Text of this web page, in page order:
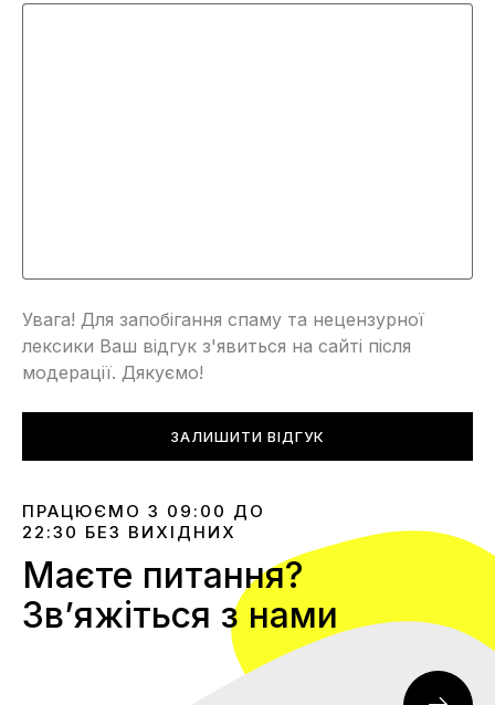
Увага! Для запобігання спаму та нецензурної
лексики Ваш відгук з'явиться на сайті після
модерації. Дякуємо!
ЗАЛИШИТИ ВІДГУК
ПРАЦЮЄМО З 09:00 ДО
22:30 БЕЗ ВИХІДНИХ
Маєте питання?
Звʼяжіться з нами